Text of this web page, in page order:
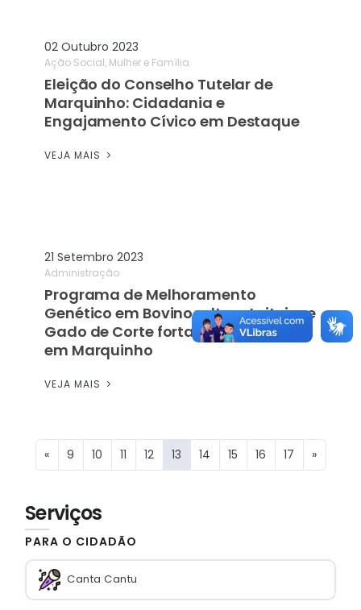
02 Outubro 2023
Ação Social, Mulher e Família
Eleição do Conselho Tutelar de
Marquinho: Cidadania e
Engajamento Cívico em Destaque
VEJA MAIS
21 Setembro 2023
Administração
Programa de Melhoramento
Genético em Bovinocultura Leiteira e
Gado de Corte fortalece pecuária
em Marquinho
VEJA MAIS
« 9 10 11 12 13 14 15 16 17 »
Serviços
PARA O CIDADÃO
Canta Cantu